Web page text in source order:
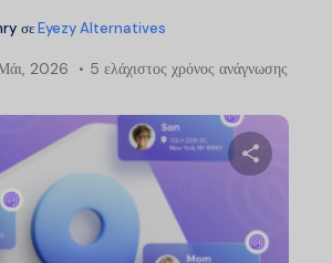
σεEyezy Alternatives
2026 5 ελάχιστος χρόνος ανάγνωσης